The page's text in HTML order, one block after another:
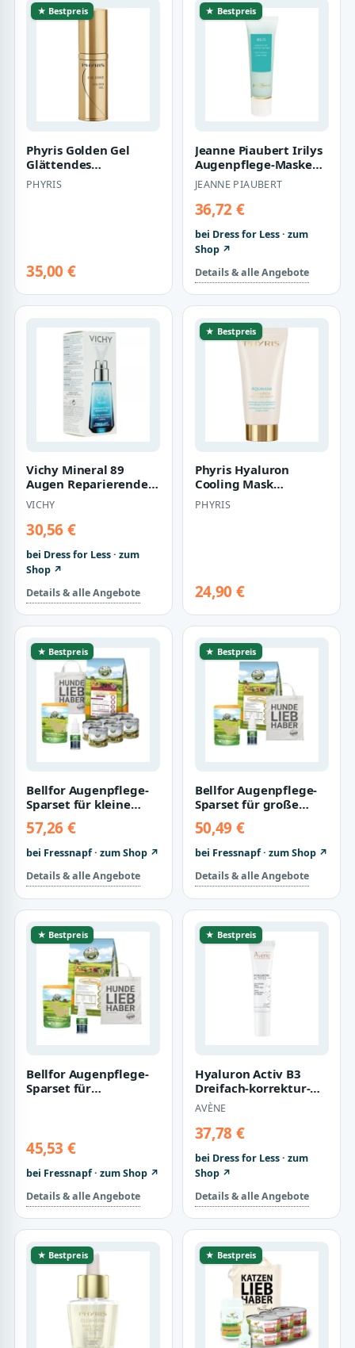
★ Bestpreis
Phyris Golden Gel
Glättendes
Augenpflege Gel
PHYRIS
35,00 €
★ Bestpreis
Jeanne Piaubert Irilys
Augenpflege-Maske
30ml
JEANNE PIAUBERT
36,72 €
bei Dress for Less · zum
Shop ↗
Details & alle Angebote
Vichy Mineral 89
Augen Reparierende
Augenpflege 15ml
VICHY
30,56 €
bei Dress for Less · zum
Shop ↗
Details & alle Angebote
★ Bestpreis
Phyris Hyaluron
Cooling Mask
Hyaluron
Gesichtsmaske
PHYRIS
24,90 €
★ Bestpreis
Bellfor Augenpflege-
Sparset für kleine
Hunde mit
Futtermittelallergie
57,26 €
bei Fressnapf · zum Shop ↗
Details & alle Angebote
★ Bestpreis
Bellfor Augenpflege-
Sparset für große
Hunde mit
Futtermittelallergien
50,49 €
bei Fressnapf · zum Shop ↗
Details & alle Angebote
★ Bestpreis
Bellfor Augenpflege-
Sparset für
45,53 €
bei Fressnapf · zum Shop ↗
Details & alle Angebote
★ Bestpreis
Hyaluron Activ B3
Dreifach-korrektur-
augenpflege 15 ml
AVÈNE
37,78 €
bei Dress for Less · zum
Shop ↗
Details & alle Angebote
★ Bestpreis ★ Bestpreis